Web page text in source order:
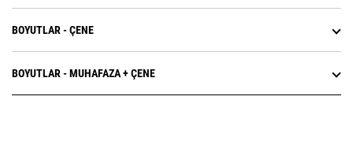
BOYUTLAR - ÇENE
BOYUTLAR - MUHAFAZA + ÇENE